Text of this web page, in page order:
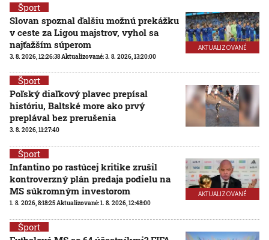
AKTUALIZOVANÉ
Šport
Slovan spoznal ďalšiu možnú prekážku
v ceste za Ligou majstrov, vyhol sa
najťažším súperom
3. 8. 2026, 12:26:38Aktualizované:3. 8. 2026, 13:20:00
Šport
Poľský diaľkový plavec prepísal
históriu, Baltské more ako prvý
preplával bez prerušenia
3. 8. 2026, 11:27:40
AKTUALIZOVANÉ
Šport
Infantino po rastúcej kritike zrušil
kontroverzný plán predaja podielu na
MS súkromným investorom
1. 8. 2026, 8:18:25Aktualizované:1. 8. 2026, 12:48:00
Šport